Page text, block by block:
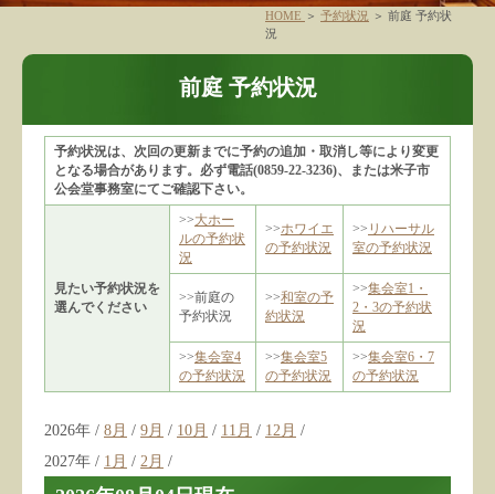
HOME ＞ 予約状況 ＞ 前庭 予約状
況
前庭 予約状況
予約状況は、次回の更新までに予約の追加・取消し等により変更
となる場合があります。必ず電話(0859-22-3236)、または米子市
公会堂事務室にてご確認下さい。
見たい予約状況を
選んでください
>>大ホー
ルの予約状
況
>>ホワイエ
の予約状況
>> リハーサル
室の予約状況
>>前庭の
予約状況
>>和室の予
約状況
>>集会室1・
2・3の予約状
況
>>集会室4
の予約状況
>>集会室5
の予約状況
>>集会室6・7
の予約状況
2026年 / 8月 / 9月 / 10月 / 11月 / 12月 /
2027年 / 1月 / 2月 /